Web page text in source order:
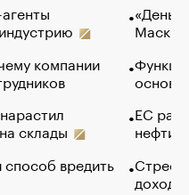
компании
склады
вредить
Маск в
основ
ЕС
нефти